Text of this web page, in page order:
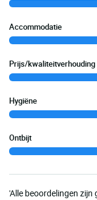
Accommodatie
Prijs/kwaliteitverhouding
Hygiëne
Ontbijt
'Alle beoordelingen